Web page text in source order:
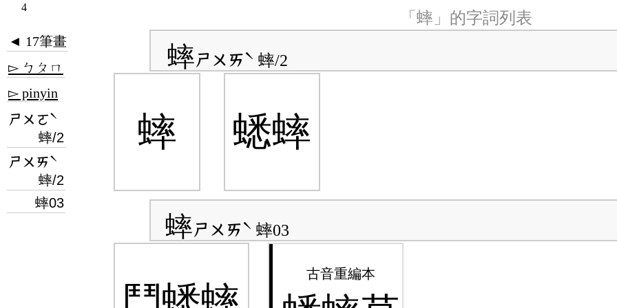
「蟀」的字詞列表
◄ 17筆畫
▻ ㄅㄆㄇ
▻ pinyin
ㄕㄨㄛˋ
蟀/2
ㄕㄨㄞˋ
蟀/2
蟀03
蟀ㄕㄨㄞˋ 蟀/2
蟀 蟋蟀
蟀ㄕㄨㄞˋ 蟀03
4